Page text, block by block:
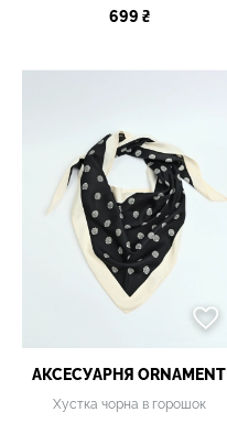
699 ₴
АКСЕСУАРНЯ ОRNAMENT
Хустка чорна в горошок